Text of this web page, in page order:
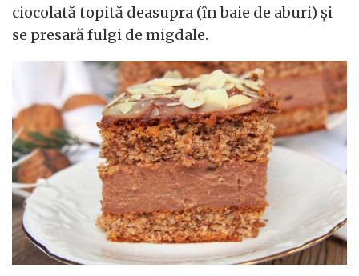
ciocolată topită deasupra (în baie de aburi) și
se presară fulgi de migdale.